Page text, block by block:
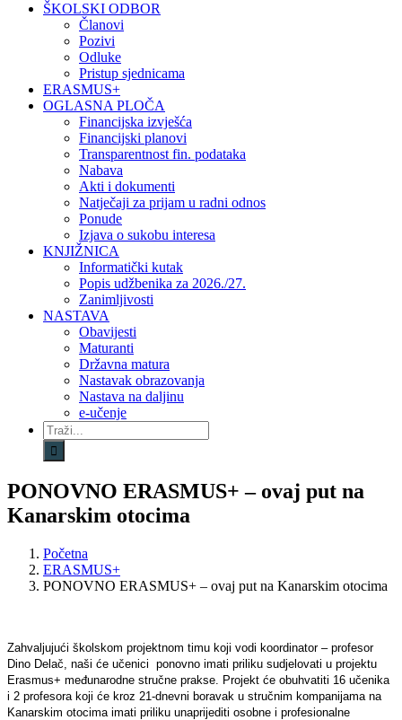
ŠKOLSKI ODBOR
Članovi
Pozivi
Odluke
Pristup sjednicama
ERASMUS+
OGLASNA PLOČA
Financijska izvješća
Financijski planovi
Transparentnost fin. podataka
Nabava
Akti i dokumenti
Natječaji za prijam u radni odnos
Ponude
Izjava o sukobu interesa
KNJIŽNICA
Informatički kutak
Popis udžbenika za 2026./27.
Zanimljivosti
NASTAVA
Obavijesti
Maturanti
Državna matura
Nastavak obrazovanja
Nastava na daljinu
e-učenje
Traži...
PONOVNO ERASMUS+ – ovaj put na
Kanarskim otocima
Početna
ERASMUS+
PONOVNO ERASMUS+ – ovaj put na Kanarskim otocima
Zahvaljujući školskom projektnom timu koji vodi koordinator – profesor
Dino Delač, naši će učenici ponovno imati priliku sudjelovati u projektu
Erasmus+ međunarodne stručne prakse. Projekt će obuhvatiti 16 učenika
i 2 profesora koji će kroz 21-dnevni boravak u stručnim kompanijama na
Kanarskim otocima imati priliku unaprijediti osobne i profesionalne